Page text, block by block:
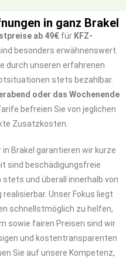
in ganz Brakel
ab 49€ für KFZ-
besonders erwähnenswert.
durch unseren erfahrenen
stets bezahlbar.
oder das Wochenende
befreien Sie von jeglichen
Zusatzkosten.
Brakel garantieren wir kurze
sind beschädigungsfreie
stets und überall innerhalb von
Unser Fokus liegt
schnellstmöglich zu helfen,
sowie fairen Preisen sind wir
und kostentransparenten
Sie auf unsere Kompetenz,